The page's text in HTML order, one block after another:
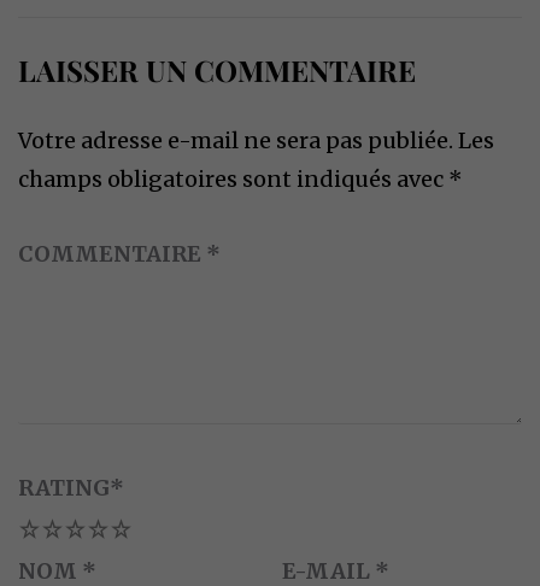
LAISSER UN COMMENTAIRE
Votre adresse e-mail ne sera pas publiée. Les
champs obligatoires sont indiqués avec *
COMMENTAIRE *
RATING*
5
4
3
2
NOM * E-MAIL *